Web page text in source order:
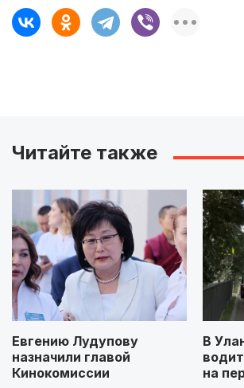
Читайте также
Евгению Лудупову
назначили главой
Кинокомиссии
В
на